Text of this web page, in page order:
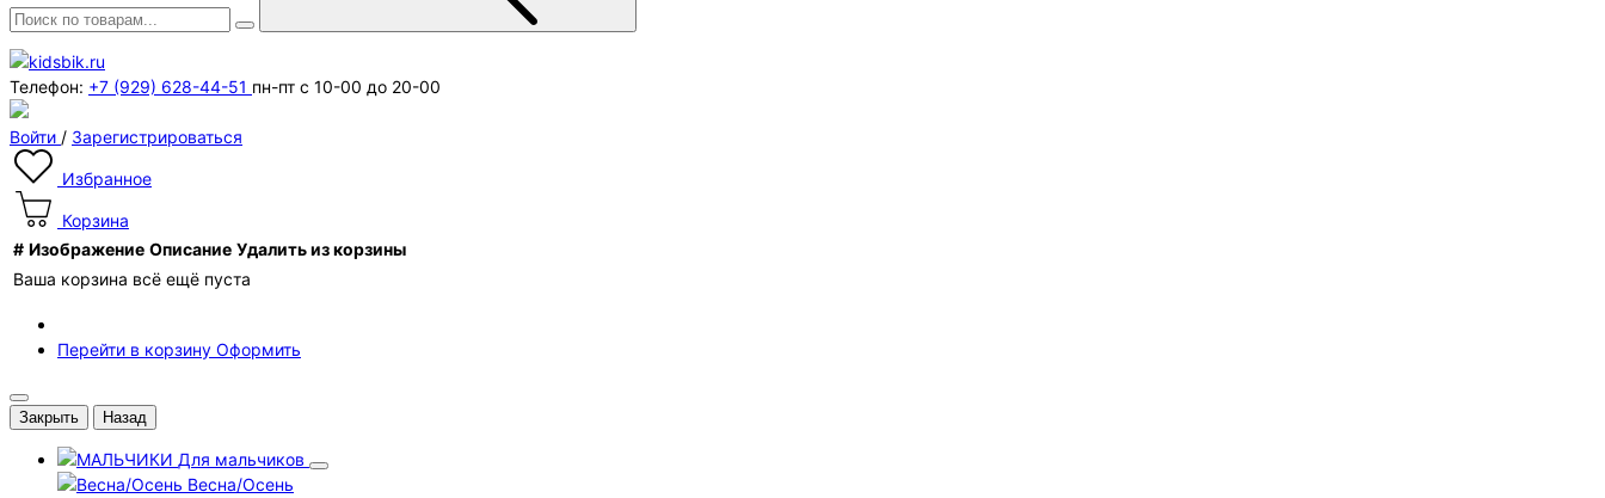
Телефон: +7 (929) 628-44-51 пн-пт с 10-00 до 20-00
Войти / Зарегистрироваться
Избранное
Корзина
# Изображение Описание Удалить из корзины
Ваша корзина всё ещё пуста
Перейти в корзину Оформить
Закрыть Назад
Для мальчиков
Весна/Осень